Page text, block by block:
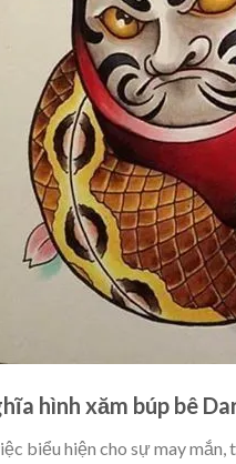
hình xăm búp bê
biểu hiện cho sự may